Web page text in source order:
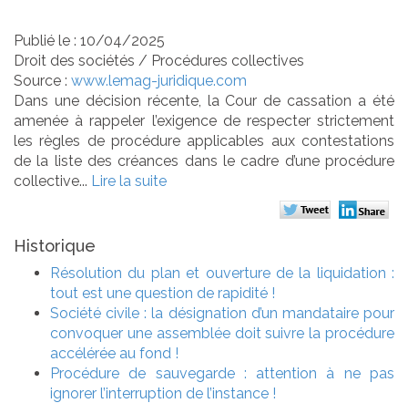
Publié le : 10/04/2025
Droit des sociétés / Procédures collectives
Source : www.lemag-juridique.com
Dans une décision récente, la Cour de cassation a été
amenée à rappeler l’exigence de respecter strictement
les règles de procédure applicables aux contestations
de la liste des créances dans le cadre d’une procédure
collective... Lire la suite
Historique
Résolution du plan et ouverture de la liquidation :
tout est une question de rapidité !
Société civile : la désignation d’un mandataire pour
convoquer une assemblée doit suivre la procédure
accélérée au fond !
Procédure de sauvegarde : attention à ne pas
ignorer l’interruption de l’instance !